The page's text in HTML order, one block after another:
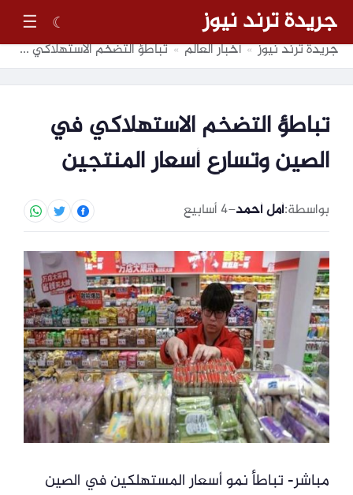
جريدة ترند نيوز ☾
☰
جريدة ترند نيوز » أخبار العالم » تباطؤ التضخم الاستهلاكي في الصين وتسارع أسعار المنتجين
تباطؤ التضخم الاستهلاكي في
الصين وتسارع أسعار المنتجين
بواسطة:أمل أحمد–4 أسابيع
مباشر- تباطأ نمو أسعار المستهلكين في الصين